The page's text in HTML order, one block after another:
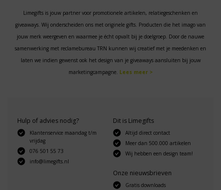
Limegifts is jouw partner voor promotionele artikelen, relatiegeschenken en
giveaways. Wij onderscheiden ons met originele gifts. Producten die het imago van
jouw merk weergeven en waarmee je écht opvalt bij je doelgroep. Door de nauwe
samenwerking met reclamebureau TRN kunnen wij creatief met je meedenken en
laten we indien gewenst ook het design van je giveaways aansluiten bij jouw
marketingcampagne. Lees meer >
Hulp of advies nodig?
Klantenservice maandag t/m
vrijdag
076 501 55 73
info@limegifts.nl
Dit is Limegifts
Altijd direct contact
Meer dan 500.000 artikelen
Wij hebben een design team!
Onze nieuwsbrieven
Gratis downloads